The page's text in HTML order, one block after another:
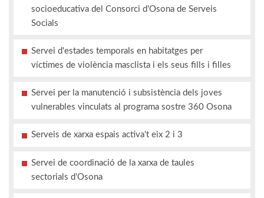
socioeducativa del Consorci d'Osona de Serveis
Socials
Servei d'estades temporals en habitatges per
víctimes de violència masclista i els seus fills i filles
Servei per la manutenció i subsistència dels joves
vulnerables vinculats al programa sostre 360 Osona
Serveis de xarxa espais activa't eix 2 i 3
Servei de coordinació de la xarxa de taules
sectorials d'Osona